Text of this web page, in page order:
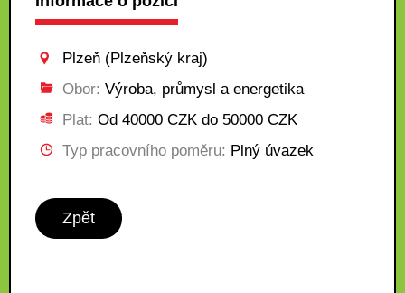
Plzeň (Plzeňský kraj)
Obor: Výroba, průmysl a energetika
Plat: Od 40000 CZK do 50000 CZK
Typ pracovního poměru: Plný úvazek
Zpět